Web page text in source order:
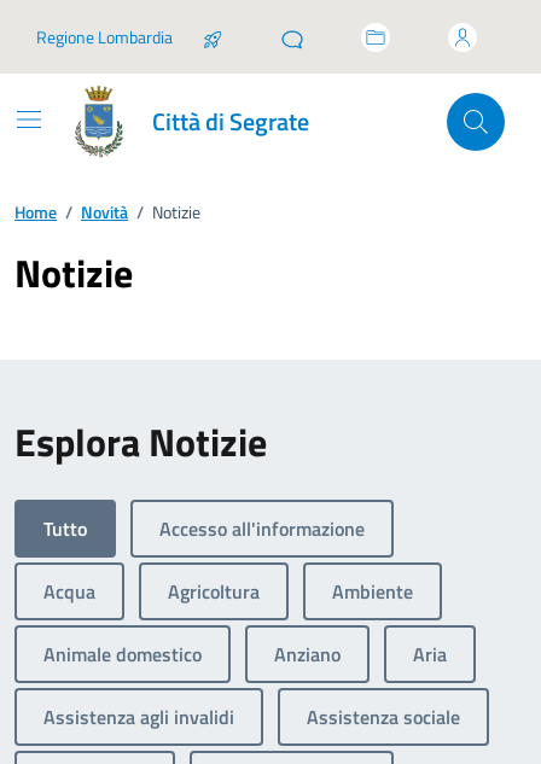
Regione Lombardia
Città di Segrate
Home / Novità / Notizie
Notizie
Esplora Notizie
Tutto Accesso all'informazione
Acqua Agricoltura Ambiente
Animale domestico Anziano Aria
Assistenza agli invalidi Assistenza sociale